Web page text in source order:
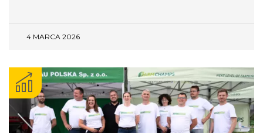
4 MARCA 2026